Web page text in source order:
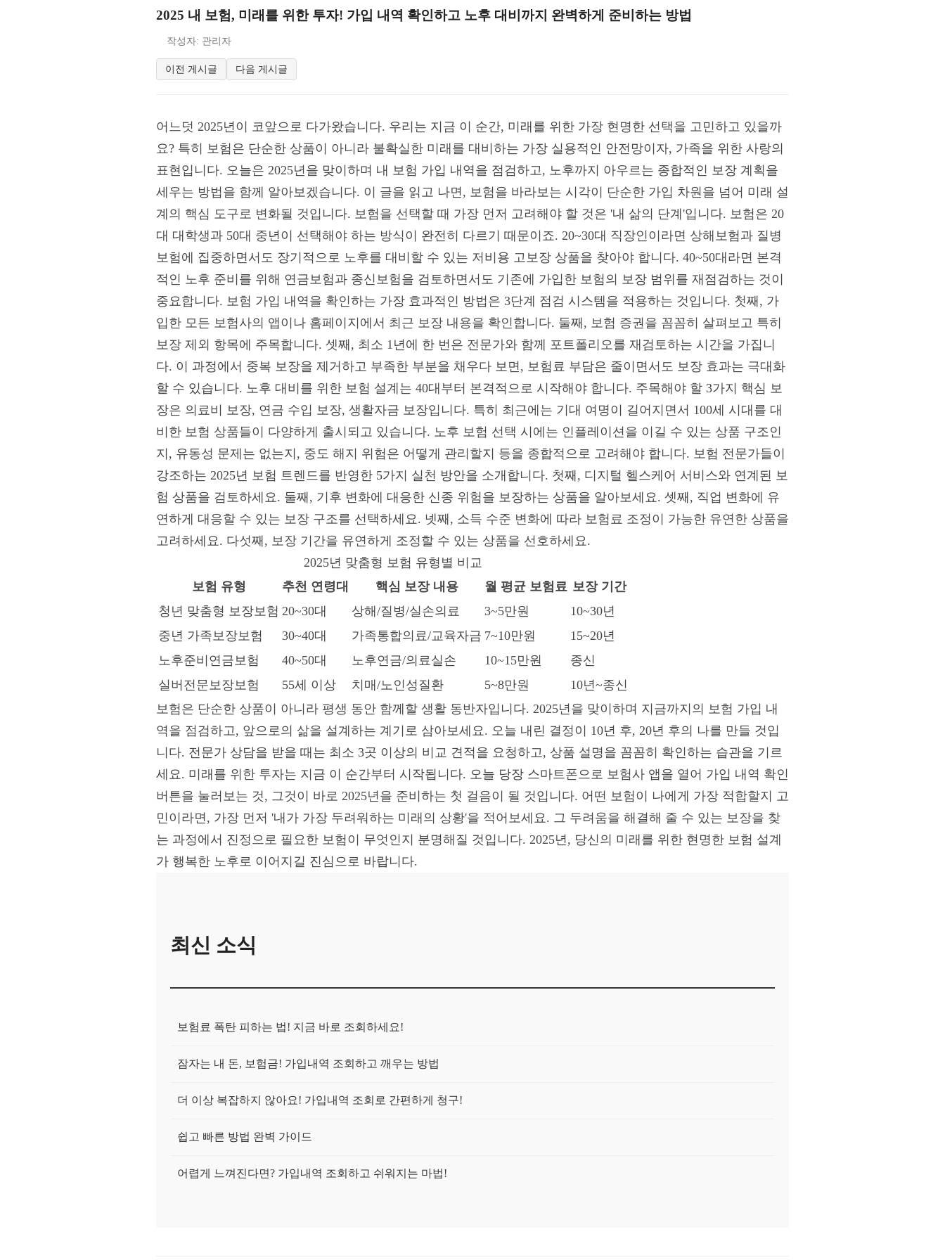
2025 내 보험, 미래를 위한 투자! 가입 내역 확인하고 노후 대비까지 완벽하게 준비하는 방법
작성자: 관리자
이전 게시글 다음 게시글
어느덧 2025년이 코앞으로 다가왔습니다. 우리는 지금 이 순간, 미래를 위한 가장 현명한 선택을 고민하고 있을까
요? 특히 보험은 단순한 상품이 아니라 불확실한 미래를 대비하는 가장 실용적인 안전망이자, 가족을 위한 사랑의
표현입니다. 오늘은 2025년을 맞이하며 내 보험 가입 내역을 점검하고, 노후까지 아우르는 종합적인 보장 계획을
세우는 방법을 함께 알아보겠습니다. 이 글을 읽고 나면, 보험을 바라보는 시각이 단순한 가입 차원을 넘어 미래 설
계의 핵심 도구로 변화될 것입니다. 보험을 선택할 때 가장 먼저 고려해야 할 것은 '내 삶의 단계'입니다. 보험은 20
대 대학생과 50대 중년이 선택해야 하는 방식이 완전히 다르기 때문이죠. 20~30대 직장인이라면 상해보험과 질병
보험에 집중하면서도 장기적으로 노후를 대비할 수 있는 저비용 고보장 상품을 찾아야 합니다. 40~50대라면 본격
적인 노후 준비를 위해 연금보험과 종신보험을 검토하면서도 기존에 가입한 보험의 보장 범위를 재점검하는 것이
중요합니다. 보험 가입 내역을 확인하는 가장 효과적인 방법은 3단계 점검 시스템을 적용하는 것입니다. 첫째, 가
입한 모든 보험사의 앱이나 홈페이지에서 최근 보장 내용을 확인합니다. 둘째, 보험 증권을 꼼꼼히 살펴보고 특히
보장 제외 항목에 주목합니다. 셋째, 최소 1년에 한 번은 전문가와 함께 포트폴리오를 재검토하는 시간을 가집니
다. 이 과정에서 중복 보장을 제거하고 부족한 부분을 채우다 보면, 보험료 부담은 줄이면서도 보장 효과는 극대화
할 수 있습니다. 노후 대비를 위한 보험 설계는 40대부터 본격적으로 시작해야 합니다. 주목해야 할 3가지 핵심 보
장은 의료비 보장, 연금 수입 보장, 생활자금 보장입니다. 특히 최근에는 기대 여명이 길어지면서 100세 시대를 대
비한 보험 상품들이 다양하게 출시되고 있습니다. 노후 보험 선택 시에는 인플레이션을 이길 수 있는 상품 구조인
지, 유동성 문제는 없는지, 중도 해지 위험은 어떻게 관리할지 등을 종합적으로 고려해야 합니다. 보험 전문가들이
강조하는 2025년 보험 트렌드를 반영한 5가지 실천 방안을 소개합니다. 첫째, 디지털 헬스케어 서비스와 연계된 보
험 상품을 검토하세요. 둘째, 기후 변화에 대응한 신종 위험을 보장하는 상품을 알아보세요. 셋째, 직업 변화에 유
연하게 대응할 수 있는 보장 구조를 선택하세요. 넷째, 소득 수준 변화에 따라 보험료 조정이 가능한 유연한 상품을
고려하세요. 다섯째, 보장 기간을 유연하게 조정할 수 있는 상품을 선호하세요.
2025년 맞춤형 보험 유형별 비교
보험 유형
추천 연령대 핵심 보장 내용 월 평균 보험료 보장 기간
청년 맞춤형 보장보험 20~30대 상해/질병/실손의료 3~5만원
10~30년
중년 가족보장보험
30~40대 가족통합의료/교육자금 7~10만원
15~20년
노후준비연금보험
40~50대 노후연금/의료실손 10~15만원
종신
실버전문보장보험
55세 이상 치매/노인성질환 5~8만원
10년~종신
보험은 단순한 상품이 아니라 평생 동안 함께할 생활 동반자입니다. 2025년을 맞이하며 지금까지의 보험 가입 내
역을 점검하고, 앞으로의 삶을 설계하는 계기로 삼아보세요. 오늘 내린 결정이 10년 후, 20년 후의 나를 만들 것입
니다. 전문가 상담을 받을 때는 최소 3곳 이상의 비교 견적을 요청하고, 상품 설명을 꼼꼼히 확인하는 습관을 기르
세요. 미래를 위한 투자는 지금 이 순간부터 시작됩니다. 오늘 당장 스마트폰으로 보험사 앱을 열어 가입 내역 확인
버튼을 눌러보는 것, 그것이 바로 2025년을 준비하는 첫 걸음이 될 것입니다. 어떤 보험이 나에게 가장 적합할지 고
민이라면, 가장 먼저 '내가 가장 두려워하는 미래의 상황'을 적어보세요. 그 두려움을 해결해 줄 수 있는 보장을 찾
는 과정에서 진정으로 필요한 보험이 무엇인지 분명해질 것입니다. 2025년, 당신의 미래를 위한 현명한 보험 설계
가 행복한 노후로 이어지길 진심으로 바랍니다.
최신 소식
보험료 폭탄 피하는 법! 지금 바로 조회하세요!
잠자는 내 돈, 보험금! 가입내역 조회하고 깨우는 방법
더 이상 복잡하지 않아요! 가입내역 조회로 간편하게 청구!
쉽고 빠른 방법 완벽 가이드
어렵게 느껴진다면? 가입내역 조회하고 쉬워지는 마법!